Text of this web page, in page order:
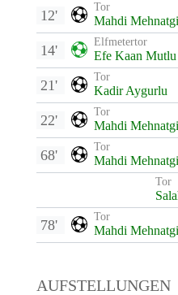
Tor
Mahdi
12'
Elfmetertor
Efe Kaan Mutlu
14'
Tor
Kadir Aygurlu
21'
Tor
Mahdi
22'
Tor
Mahdi
68'
Tor
Tor
Mahdi
78'
AUFSTELLUNGEN